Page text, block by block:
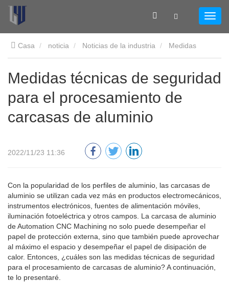
Casa noticia Noticias de la industria
técnicas de seguridad para el procesamiento de carcasas de
aluminio
Medidas técnicas de seguridad
para el procesamiento de
carcasas de aluminio
2022/11/23 11:36
Con la popularidad de los perfiles de aluminio, las carcasas de
aluminio se utilizan cada vez más en productos electromecánicos,
instrumentos electrónicos, fuentes de alimentación móviles,
iluminación fotoeléctrica y otros campos. La carcasa de aluminio
de Automation CNC Machining no solo puede desempeñar el
papel de protección externa, sino que también puede aprovechar
al máximo el espacio y desempeñar el papel de disipación de
calor. Entonces, ¿cuáles son las medidas técnicas de seguridad
para el procesamiento de carcasas de aluminio? A continuación,
te lo presentaré.